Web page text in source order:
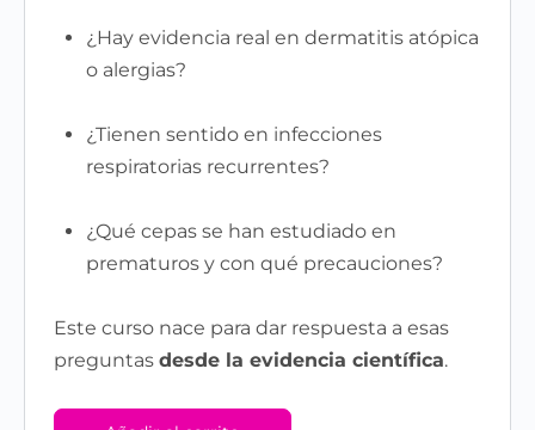
¿Hay evidencia real en dermatitis atópica
o alergias?
¿Tienen sentido en infecciones
respiratorias recurrentes?
¿Qué cepas se han estudiado en
prematuros y con qué precauciones?
Este curso nace para dar respuesta a esas
preguntas desde la evidencia científica.